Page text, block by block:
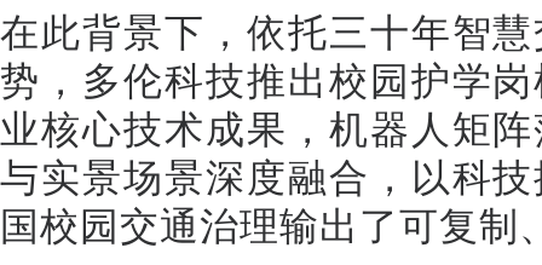
在此背景下，依托三十年智
势，多伦科技推出校园护学
业核心技术成果，机器人矩
与实景场景深度融合，以科
国校园交通治理输出了可复制